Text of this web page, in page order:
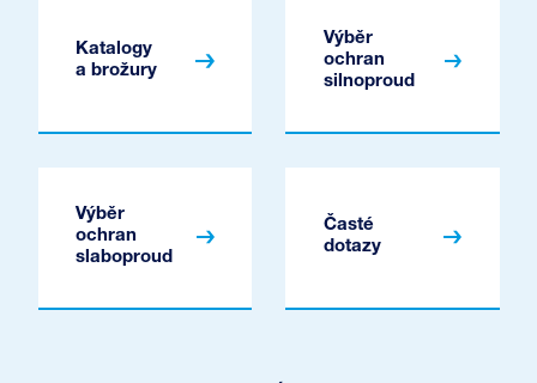
Katalogy
a brožury
Výběr
ochran
silnoproud
Výběr
ochran
slaboproud
Časté
dotazy